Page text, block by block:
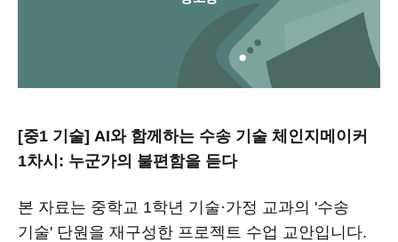
[중1 기술] AI와 함께하는 수송 기술 체인지메이커
1차시: 누군가의 불편함을 듣다
본 자료는 중학교 1학년 기술·가정 교과의 '수송
기술' 단원을 재구성한 프로젝트 수업 교안입니다.